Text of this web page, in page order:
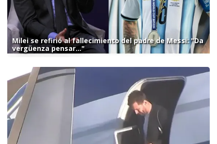
Milei se refirió al fallecimiento del padre de Messi: "Da
vergüenza pensar..."